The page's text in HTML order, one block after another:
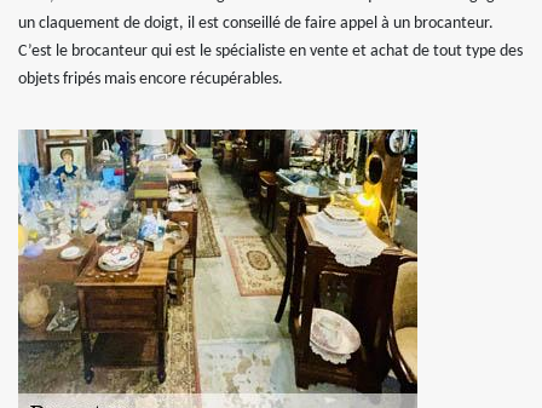
un claquement de doigt, il est conseillé de faire appel à un brocanteur.
C’est le brocanteur qui est le spécialiste en vente et achat de tout type des
objets fripés mais encore récupérables.